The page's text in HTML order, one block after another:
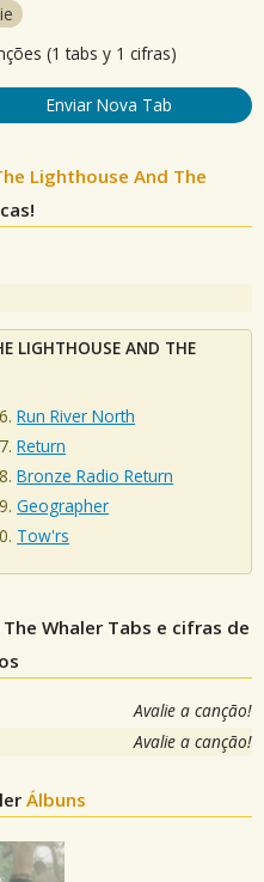
(1 tabs y 1 cifras)
Enviar Nova Tab
Lighthouse And The
LIGHTHOUSE AND THE
Run River North
Return
Bronze Radio Return
Geographer
Tow'rs
Whaler Tabs e cifras de
Avalie a canção!
Avalie a canção!
Álbuns